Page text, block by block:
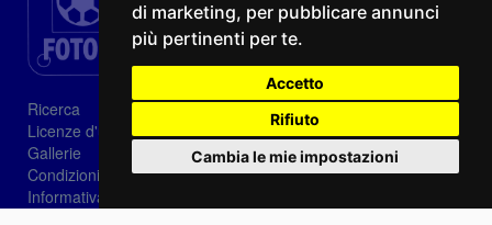
di marketing, per pubblicare annunci
più pertinenti per te.
Accetto
Rifiuto
Cambia le mie impostazioni
Ricerca
Licenze d'utilizzo
Gallerie
Condizioni di vendita
Informativa sui Cookie